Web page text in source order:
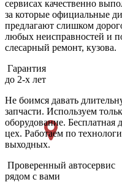
сервисах качественно
за которые официальные
предлагают слишком
любых неисправностей и
слесарный ремонт, кузова.
Гарантия
до 2-х лет
Не боимся давать
запчасти. Используем
оборудование. Бесплатная
цех. Работаем по
выходных.
Проверенный автосервис
рядом с вами